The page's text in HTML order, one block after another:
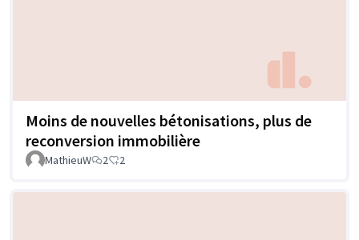
Moins de nouvelles bétonisations, plus de
reconversion immobilière
MathieuW 2 2